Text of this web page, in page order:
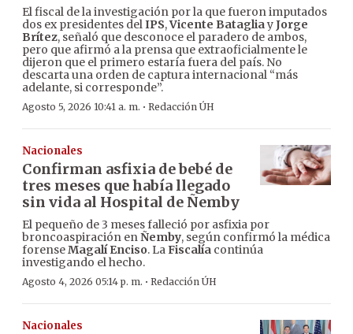
El fiscal de la investigación por la que fueron imputados
dos ex presidentes delIPS,Vicente BatagliayJorge
Brítez, señaló que desconoce el paradero de ambos,
pero que afirmó a la prensa que extraoficialmente le
dijeron que el primero estaría fuera del país. No
descarta una orden de captura internacional “más
adelante, si corresponde”.
Agosto 5, 2026 10:41 a. m. · Redacción ÚH
Nacionales
Confirman asfixia de bebé de
tres meses que había llegado
sin vida al Hospital de Ñemby
El pequeño de 3 meses falleció por asfixia por
broncoaspiración enÑemby, según confirmó la médica
forenseMagalí Enciso. LaFiscalía continúa
investigando el hecho.
Agosto 4, 2026 05:14 p. m. · Redacción ÚH
Nacionales